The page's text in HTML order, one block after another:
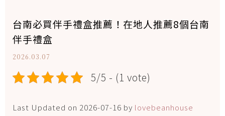
台南必買伴手禮盒推薦！在地人推薦8個台南
伴手禮盒
2026.03.07
5/5 - (1 vote)
Last Updated on 2026-07-16 by lovebeanhouse